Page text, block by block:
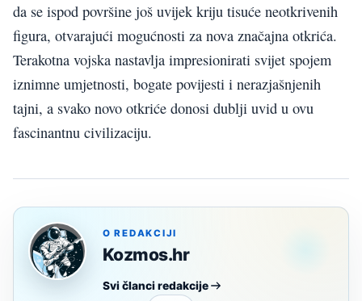
da se ispod površine još uvijek kriju tisuće neotkrivenih
figura, otvarajući mogućnosti za nova značajna otkrića.
Terakotna vojska nastavlja impresionirati svijet spojem
iznimne umjetnosti, bogate povijesti i nerazjašnjenih
tajni, a svako novo otkriće donosi dublji uvid u ovu
fascinantnu civilizaciju.
O REDAKCIJI
Kozmos.hr
Svi članci redakcije